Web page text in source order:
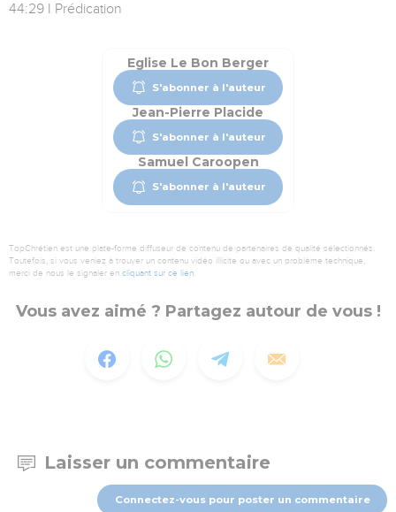
44:29 I Prédication
Eglise Le Bon Berger
S'abonner à l'auteur
Jean-Pierre Placide
S'abonner à l'auteur
Samuel Caroopen
S'abonner à l'auteur
TopChrétien est une plate-forme diffuseur de contenu de partenaires de qualité sélectionnés.
Toutefois, si vous veniez à trouver un contenu vidéo illicite ou avec un problème technique,
merci de nous le signaler en cliquant sur ce lien
Vous avez aimé ? Partagez autour de vous !
Laisser un commentaire
Connectez-vous pour poster un commentaire